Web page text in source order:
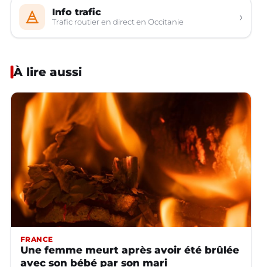
Info trafic
Trafic routier en direct en Occitanie ›
À lire aussi
FRANCE
Une femme meurt après avoir été brûlée
avec son bébé par son mari